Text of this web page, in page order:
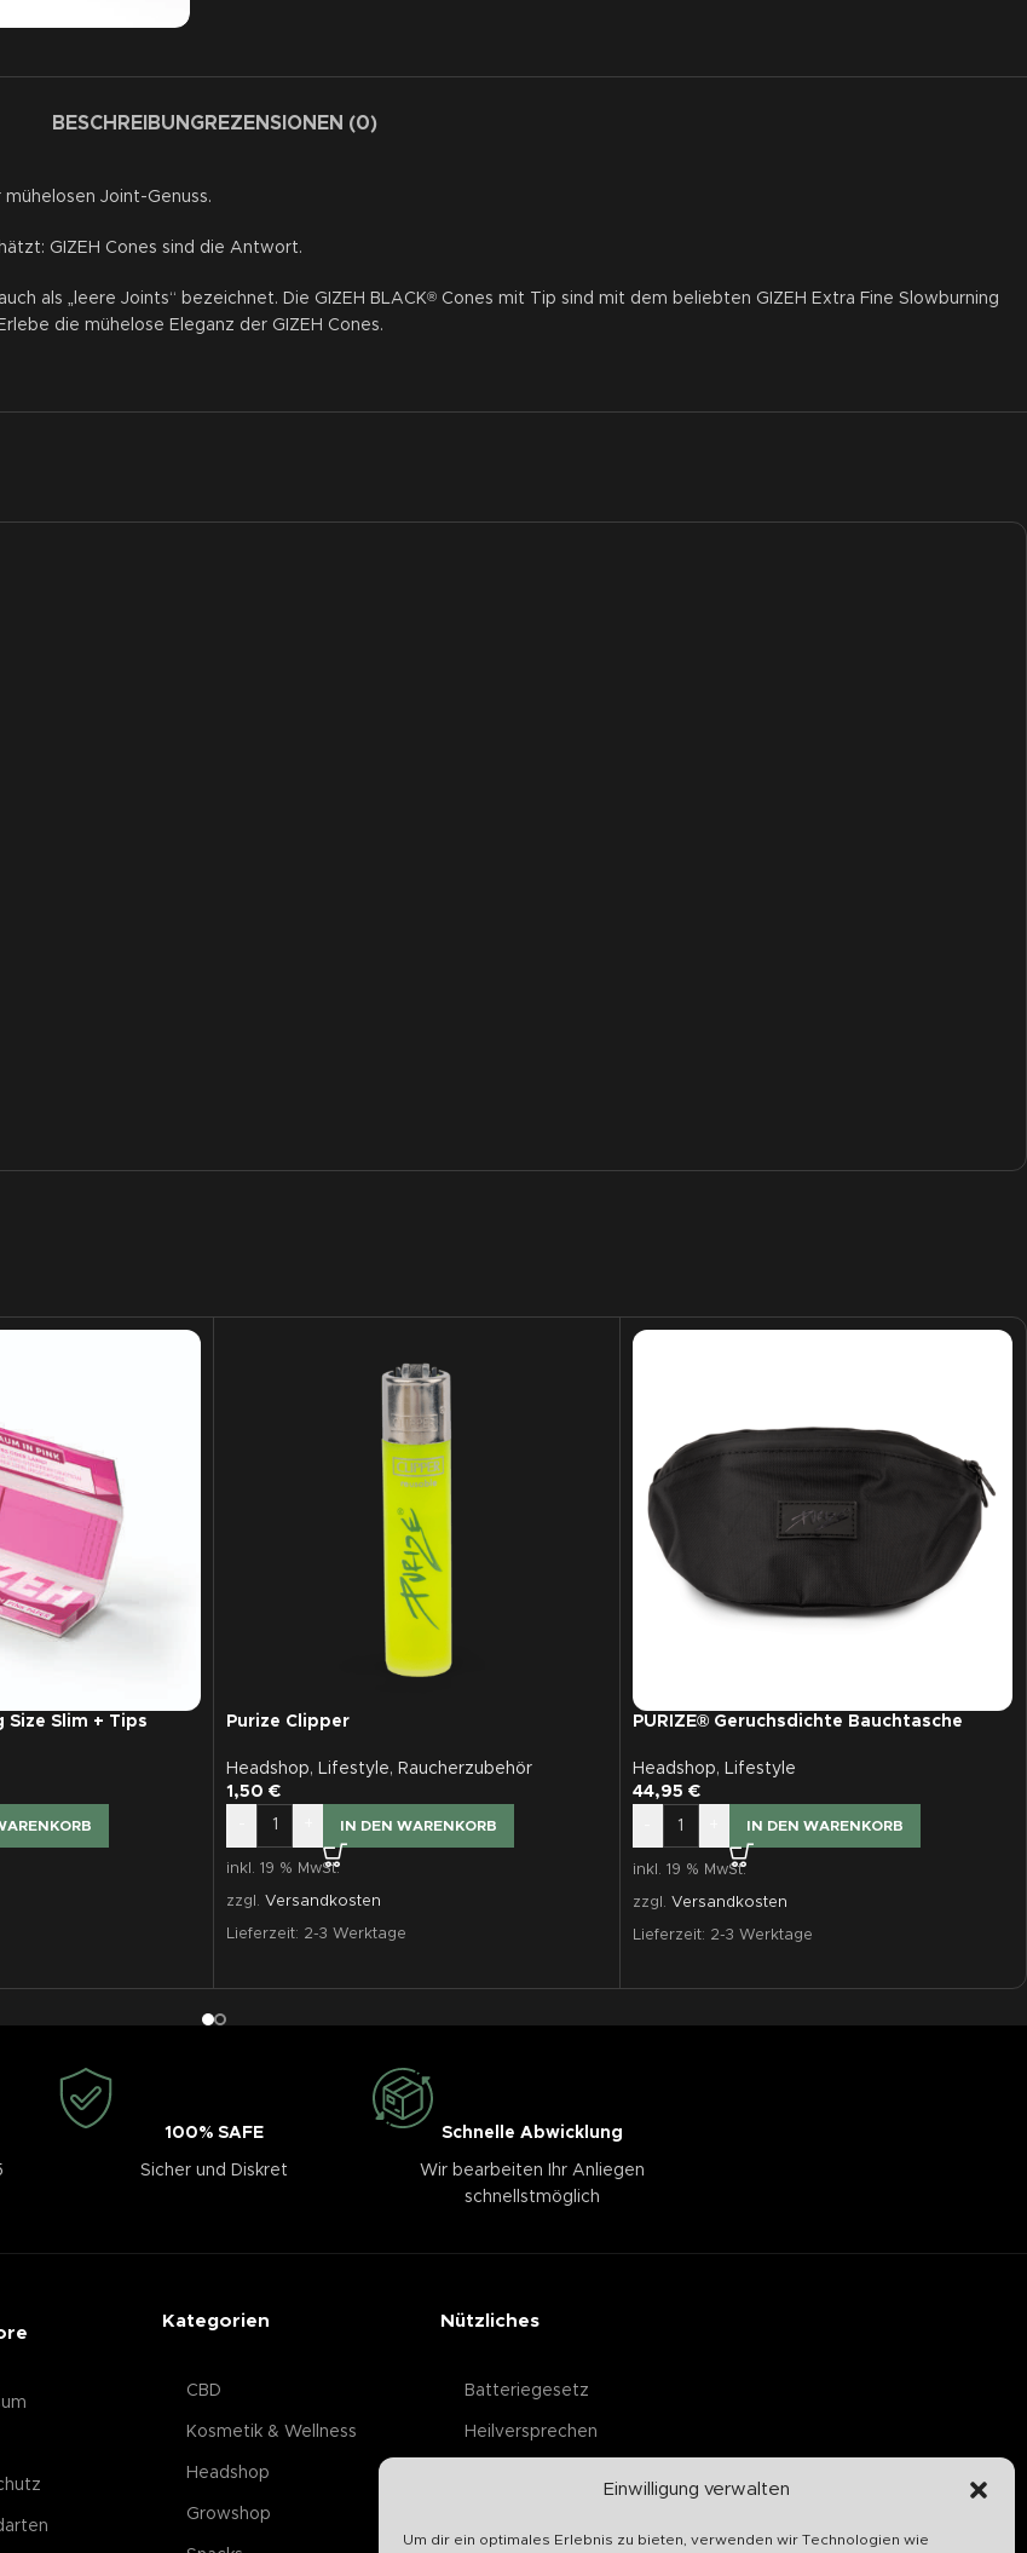
Einwilligung verwalten
Um dir ein optimales Erlebnis zu bieten, verwenden wir Technologien wie
BESCHREIBUNGREZENSIONEN (0)
Joint-Genuss.
GIZEH Cones sind die Antwort.
als „leere Joints“ bezeichnet. Die GIZEH BLACK® Cones mit Tip sind mit dem beliebten GIZEH Extra Fine Slowburning
die mühelose Eleganz der GIZEH Cones.
Size Slim + Tips Purize Clipper
Headshop, Lifestyle, Raucherzubehör
1,50 €
IN DEN WARENKORB
inkl. 19 % MwSt.
zzgl. Versandkosten
Lieferzeit: 2-3 Werktage
PURIZE® Geruchsdichte Bauchtasche
Headshop, Lifestyle
44,95 €
IN DEN WARENKORB
inkl. 19 % MwSt.
zzgl. Versandkosten
Lieferzeit: 2-3 Werktage
100% SAFE
Sicher und Diskret
Schnelle Abwicklung
Wir bearbeiten Ihr Anliegen
schnellstmöglich
Kategorien
CBD
Kosmetik & Wellness
Headshop
Growshop
Nützliches
Batteriegesetz
Heilversprechen